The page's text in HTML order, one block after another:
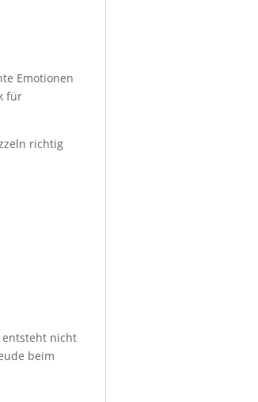
Emotionen
für
richtig
entsteht nicht
beim